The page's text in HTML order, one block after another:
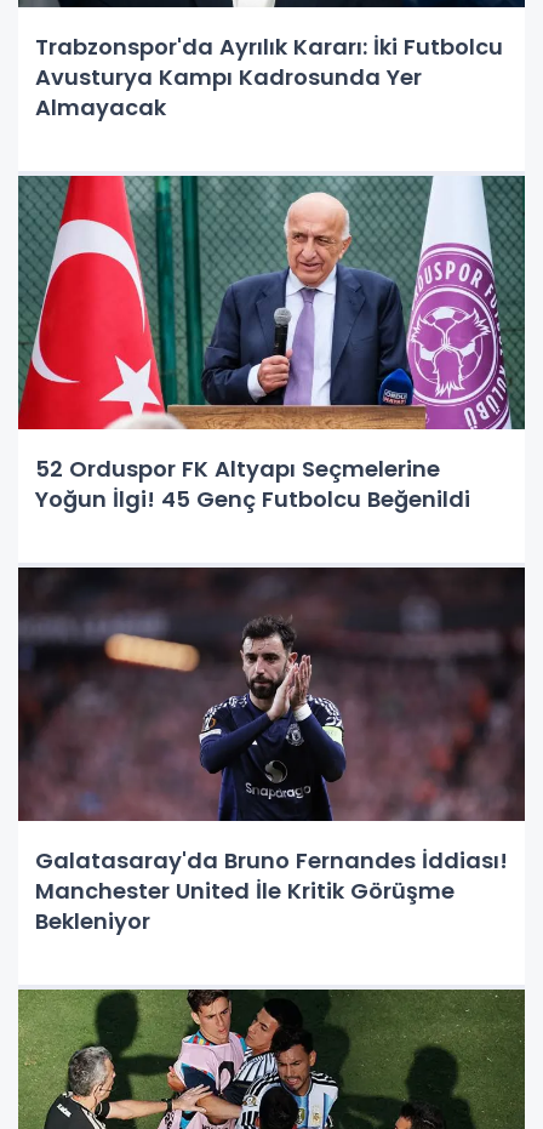
Trabzonspor'da Ayrılık Kararı: İki Futbolcu
Avusturya Kampı Kadrosunda Yer
Almayacak
52 Orduspor FK Altyapı Seçmelerine
Yoğun İlgi! 45 Genç Futbolcu Beğenildi
Galatasaray'da Bruno Fernandes İddiası!
Manchester United İle Kritik Görüşme
Bekleniyor